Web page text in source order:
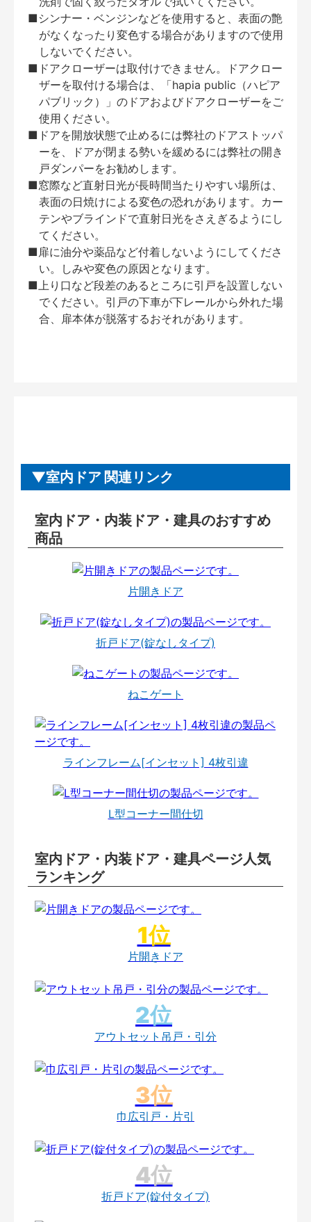
■シンナー・ベンジンなどを使用すると、表面の艶
がなくなったり変色する場合がありますので使用
しないでください。
■ドアクローザーは取付けできません。ドアクロー
ザーを取付ける場合は、「hapia public（ハピア
パブリック）」のドアおよびドアクローザーをご
使用ください。
■ドアを開放状態で止めるには弊社のドアストッパ
ーを、ドアが閉まる勢いを緩めるには弊社の開き
戸ダンパーをお勧めします。
■窓際など直射日光が長時間当たりやすい場所は、
表面の日焼けによる変色の恐れがあります。カー
テンやブラインドで直射日光をさえぎるようにし
てください。
■扉に油分や薬品など付着しないようにしてくださ
い。しみや変色の原因となります。
■上り口など段差のあるところに引戸を設置しない
でください。引戸の下車が下レールから外れた場
合、扉本体が脱落するおそれがあります。
室内ドア 関連リンク
室内ドア・内装ドア・建具のおすすめ
商品
片開きドア
折戸ドア(錠なしタイプ)
ねこゲート
ラインフレーム[インセット] 4枚引違
L型コーナー間仕切
室内ドア・内装ドア・建具ページ人気
ランキング
片開きドア
アウトセット吊戸・引分
巾広引戸・片引
折戸ドア(錠付タイプ)